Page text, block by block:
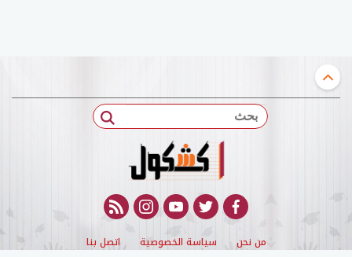
بحث
facebook
twitter
youtube
instagram
rss feed
من نحن سياسة الخصوصية اتصل بنا